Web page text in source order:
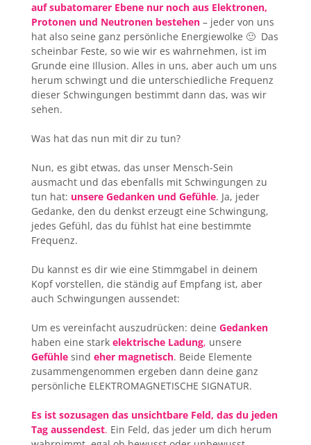
auf subatomarer Ebene nur noch aus Elektronen,
Protonen und Neutronen bestehen– jeder von uns
hat also seine ganz persönliche Energiewolke 🙂 Das
scheinbar Feste, so wie wir es wahrnehmen, ist im
Grunde eine Illusion. Alles in uns, aber auch um uns
herum schwingt und die unterschiedliche Frequenz
dieser Schwingungen bestimmt dann das, was wir
sehen.
Was hat das nun mit dir zu tun?
Nun, es gibt etwas, das unser Mensch-Sein
ausmacht und das ebenfalls mit Schwingungen zu
tun hat: unsere Gedanken und Gefühle. Ja, jeder
Gedanke, den du denkst erzeugt eine Schwingung,
jedes Gefühl, das du fühlst hat eine bestimmte
Frequenz.
Du kannst es dir wie eine Stimmgabel in deinem
Kopf vorstellen, die ständig auf Empfang ist, aber
auch Schwingungen aussendet:
Um es vereinfacht auszudrücken: deine Gedanken
haben eine stark elektrische Ladung, unsere
Gefühle sind eher magnetisch. Beide Elemente
zusammengenommen ergeben dann deine ganz
persönliche ELEKTROMAGNETISCHE SIGNATUR.
Es ist sozusagen das unsichtbare Feld, das du jeden
Tag aussendest. Ein Feld, das jeder um dich herum